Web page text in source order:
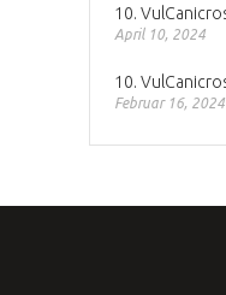
10.
April 10, 2024
10.
Februar 16, 2024